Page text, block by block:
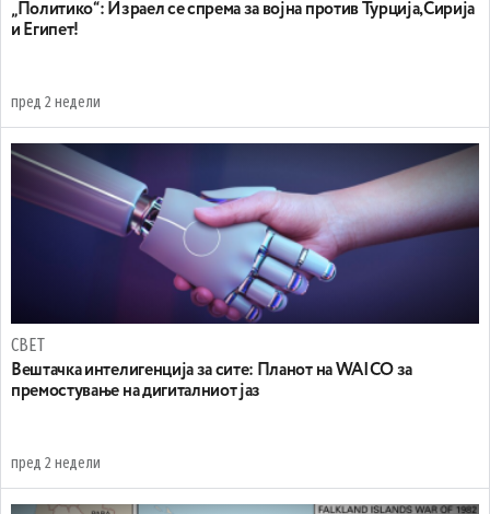
„Политико“: Израел се спрема за војна против Турција,Сирија
и Египет!
пред 2 недели
СВЕТ
Вештачка интелигенција за сите: Планот на WAICO за
премостување на дигиталниот јаз
пред 2 недели